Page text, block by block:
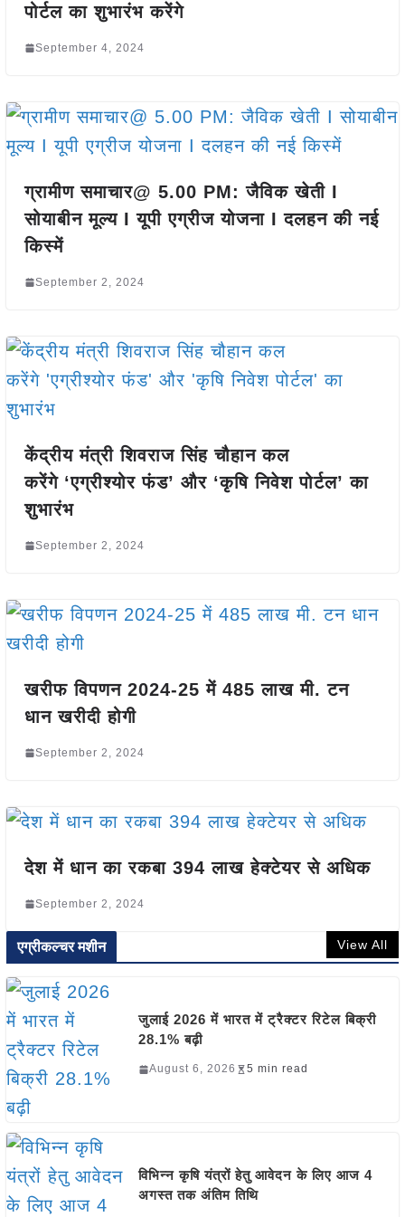
पोर्टल का शुभारंभ करेंगे
September 4, 2024
ग्रामीण समाचार@ 5.00 PM: जैविक खेती I
सोयाबीन मूल्य I यूपी एग्रीज योजना I दलहन की नई
किस्में
September 2, 2024
केंद्रीय मंत्री शिवराज सिंह चौहान कल
करेंगे ‘एग्रीश्योर फंड’ और ‘कृषि निवेश पोर्टल’ का
शुभारंभ
September 2, 2024
खरीफ विपणन 2024-25 में 485 लाख मी. टन
धान खरीदी होगी
September 2, 2024
देश में धान का रकबा 394 लाख हेक्टेयर से अधिक
September 2, 2024
एग्रीकल्चर मशीन View All
जुलाई 2026 में भारत में ट्रैक्टर रिटेल बिक्री
28.1% बढ़ी
August 6, 2026 5 min read
विभिन्न कृषि यंत्रों हेतु आवेदन के लिए आज 4
अगस्त तक अंतिम तिथि